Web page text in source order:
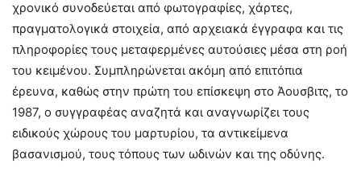
χρονικό συνοδεύεται από φωτογραφίες, χάρτες,
πραγματολογικά στοιχεία, από αρχειακά έγγραφα και τις
πληροφορίες τους μεταφερμένες αυτούσιες μέσα στη ροή
του κειμένου. Συμπληρώνεται ακόμη από επιτόπια
έρευνα, καθώς στην πρώτη του επίσκεψη στο Άουσβιτς, το
1987, ο συγγραφέας αναζητά και αναγνωρίζει τους
ειδικούς χώρους του μαρτυρίου, τα αντικείμενα
βασανισμού, τους τόπους των ωδινών και της οδύνης.